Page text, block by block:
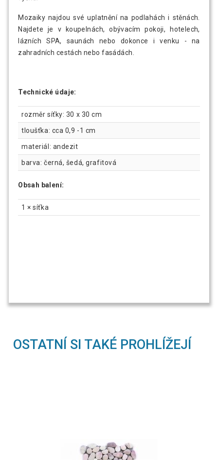
Mozaiky najdou své uplatnění na podlahách i stěnách.
Najdete je v koupelnách, obývacím pokoji, hotelech,
lázních SPA, saunách nebo dokonce i venku - na
zahradních cestách nebo fasádách.
Technické údaje:
rozměr síťky: 30 x 30 cm
tloušťka: cca 0,9 -1 cm
materiál: andezit
barva: černá, šedá, grafitová
Obsah balení:
1 × síťka
OSTATNÍ SI TAKÉ PROHLÍŽEJÍ